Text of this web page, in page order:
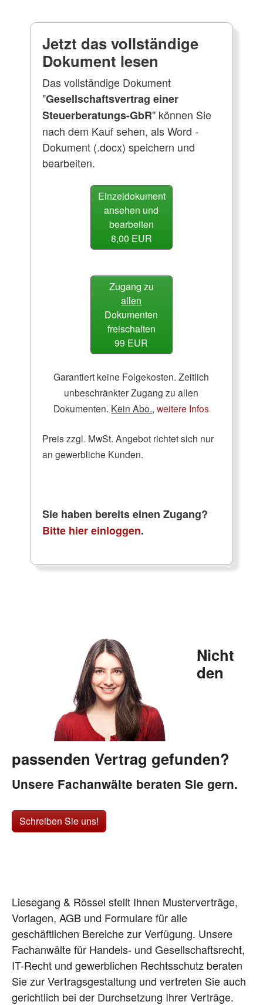
Jetzt das vollständige
Dokument lesen
Das vollständige Dokument
"Gesellschaftsvertrag einer
Steuerberatungs-GbR" können Sie
nach dem Kauf sehen, als Word -
Dokument (.docx) speichern und
bearbeiten.
Einzeldokument
ansehen und
bearbeiten
8,00 EUR
Zugang zu
allen
Dokumenten
freischalten
99 EUR
Garantiert keine Folgekosten. Zeitlich
unbeschränkter Zugang zu allen
Dokumenten. Kein Abo.,weitere Infos
Preis zzgl. MwSt. Angebot richtet sich nur
an gewerbliche Kunden.
Sie haben bereits einen Zugang?
Bitte hier einloggen.
Nicht
den
passenden Vertrag gefunden?
Unsere Fachanwälte beraten Sie gern.
Schreiben Sie uns!
Liesegang & Rössel stellt Ihnen Musterverträge,
Vorlagen, AGB und Formulare für alle
geschäftlichen Bereiche zur Verfügung. Unsere
Fachanwälte für Handels- und Gesellschaftsrecht,
IT-Recht und gewerblichen Rechtsschutz beraten
Sie zur Vertragsgestaltung und vertreten Sie auch
gerichtlich bei der Durchsetzung Ihrer Verträge.